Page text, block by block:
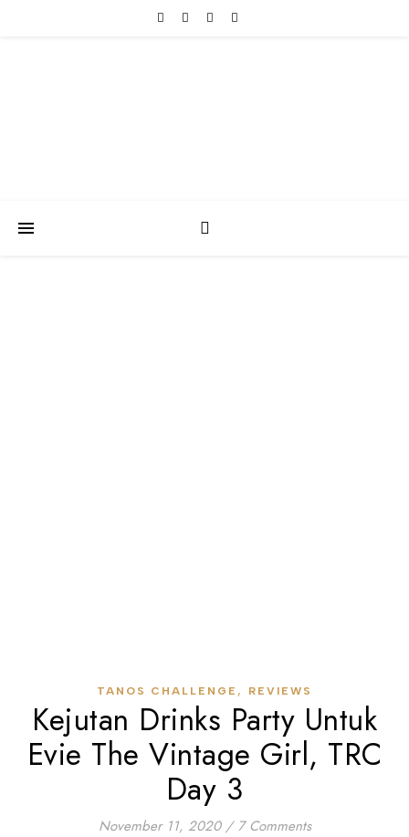
TANOS CHALLENGE , REVIEWS
Kejutan Drinks Party Untuk
Evie The Vintage Girl, TRC
Day 3
November 11, 2020 / 7 Comments